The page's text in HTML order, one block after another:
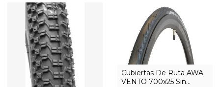
Cubiertas De Ruta AWA
VENTO 700x25 Sin